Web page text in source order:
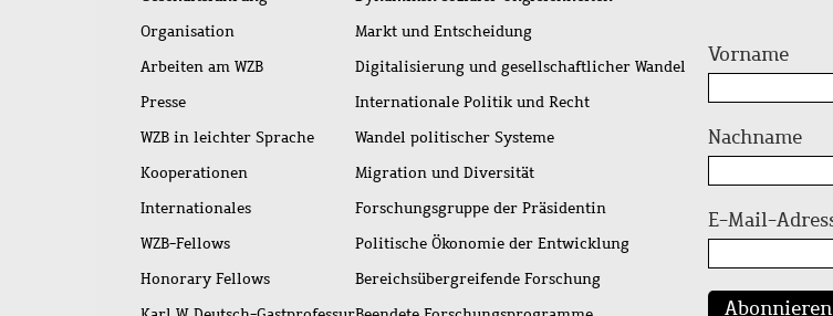
Organisation
Arbeiten am WZB
Presse
WZB in leichter Sprache
Kooperationen
Internationales
WZB-Fellows
Honorary Fellows
Markt und Entscheidung
Digitalisierung und gesellschaftlicher Wandel
Internationale Politik und Recht
Wandel politischer Systeme
Migration und Diversität
Forschungsgruppe der Präsidentin
Politische Ökonomie der Entwicklung
Bereichsübergreifende Forschung
Vorname
Nachname
E-Mail-
Abonnieren